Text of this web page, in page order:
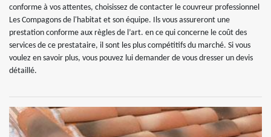
conforme à vos attentes, choisissez de contacter le couvreur professionnel
Les Compagons de l'habitat et son équipe. Ils vous assureront une
prestation conforme aux règles de l’art. en ce qui concerne le coût des
services de ce prestataire, il sont les plus compétitifs du marché. Si vous
voulez en savoir plus, vous pouvez lui demander de vous dresser un devis
détaillé.